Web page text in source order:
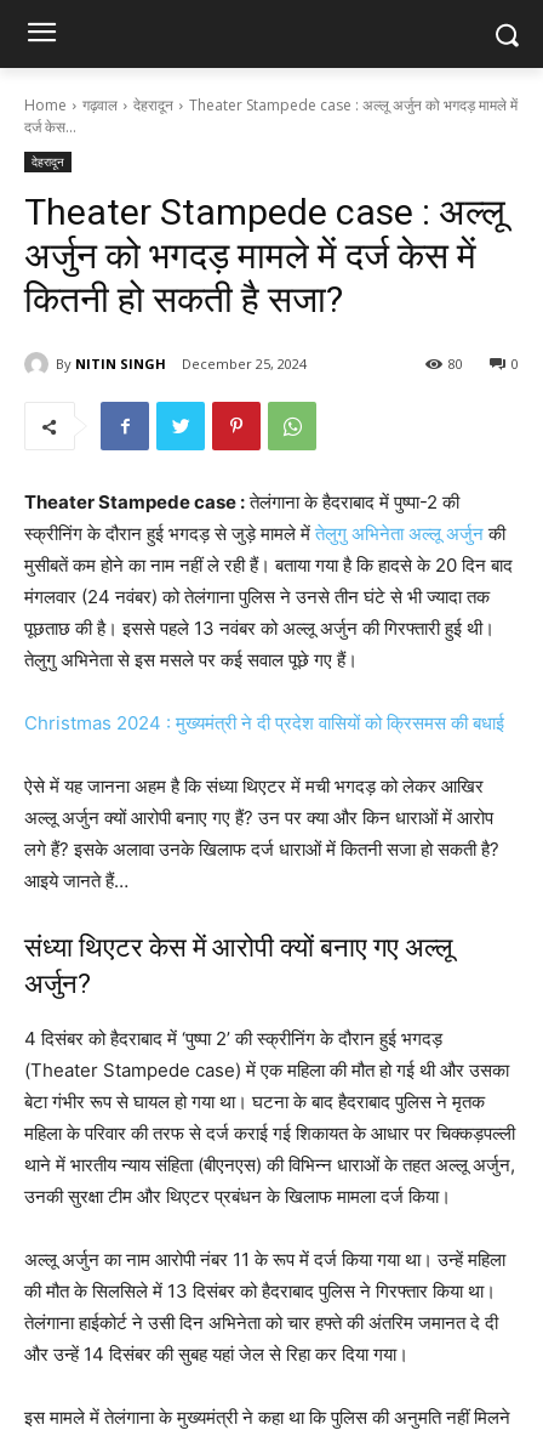
Home गढ़वाल देहरादून
Theater Stampede case : अल्लू अर्जुन को भगदड़ मामले में
दर्ज केस...
देहरादून
Theater Stampede case : अल्लू
अर्जुन को भगदड़ मामले में दर्ज केस में
कितनी हो सकती है सजा?
By NITIN SINGH December 25, 2024 0
80
Theater Stampede case :तेलंगाना के हैदराबाद में पुष्पा-2 की
स्क्रीनिंग के दौरान हुई भगदड़ से जुड़े मामले मेंतेलुगु अभिनेता अल्लू अर्जुनकी
मुसीबतें कम होने का नाम नहीं ले रही हैं। बताया गया है कि हादसे के 20 दिन बाद
मंगलवार (24 नवंबर) को तेलंगाना पुलिस ने उनसे तीन घंटे से भी ज्यादा तक
पूछताछ की है। इससे पहले 13 नवंबर को अल्लू अर्जुन की गिरफ्तारी हुई थी।
तेलुगु अभिनेता से इस मसले पर कई सवाल पूछे गए हैं।
Christmas 2024 : मुख्यमंत्री ने दी प्रदेश वासियों को क्रिसमस की बधाई
ऐसे में यह जानना अहम है कि संध्या थिएटर में मची भगदड़ को लेकर आखिर
अल्लू अर्जुन क्यों आरोपी बनाए गए हैं? उन पर क्या और किन धाराओं में आरोप
लगे हैं? इसके अलावा उनके खिलाफ दर्ज धाराओं में कितनी सजा हो सकती है?
आइये जानते हैं…
संध्या थिएटर केस में आरोपी क्यों बनाए गए अल्लू
अर्जुन?
4 दिसंबर को हैदराबाद में ‘पुष्पा 2’ की स्क्रीनिंग के दौरान हुई भगदड़
(Theater Stampede case) में एक महिला की मौत हो गई थी और उसका
बेटा गंभीर रूप से घायल हो गया था। घटना के बाद हैदराबाद पुलिस ने मृतक
महिला के परिवार की तरफ से दर्ज कराई गई शिकायत के आधार पर चिक्कड़पल्ली
थाने में भारतीय न्याय संहिता (बीएनएस) की विभिन्न धाराओं के तहत अल्लू अर्जुन,
उनकी सुरक्षा टीम और थिएटर प्रबंधन के खिलाफ मामला दर्ज किया।
अल्लू अर्जुन का नाम आरोपी नंबर 11 के रूप में दर्ज किया गया था। उन्हें महिला
की मौत के सिलसिले में 13 दिसंबर को हैदराबाद पुलिस ने गिरफ्तार किया था।
तेलंगाना हाईकोर्ट ने उसी दिन अभिनेता को चार हफ्ते की अंतरिम जमानत दे दी
और उन्हें 14 दिसंबर की सुबह यहां जेल से रिहा कर दिया गया।
इस मामले में तेलंगाना के मुख्यमंत्री ने कहा था कि पुलिस की अनुमति नहीं मिलने